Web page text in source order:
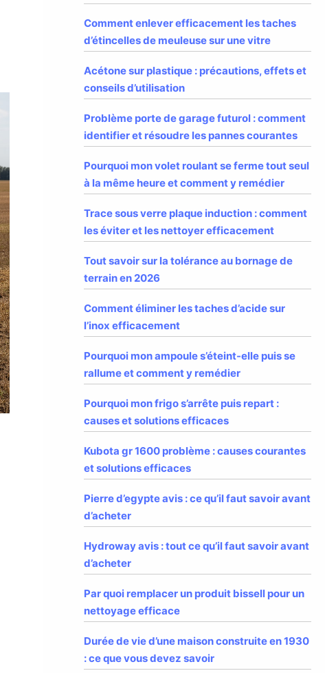
Comment enlever efficacement les taches
d’étincelles de meuleuse sur une vitre
Acétone sur plastique : précautions, effets et
conseils d’utilisation
Problème porte de garage futurol : comment
identifier et résoudre les pannes courantes
Pourquoi mon volet roulant se ferme tout seul
à la même heure et comment y remédier
Trace sous verre plaque induction : comment
les éviter et les nettoyer efficacement
Tout savoir sur la tolérance au bornage de
terrain en 2026
Comment éliminer les taches d’acide sur
l’inox efficacement
Pourquoi mon ampoule s’éteint-elle puis se
rallume et comment y remédier
Pourquoi mon frigo s’arrête puis repart :
causes et solutions efficaces
Kubota gr 1600 problème : causes courantes
et solutions efficaces
Pierre d’egypte avis : ce qu’il faut savoir avant
d’acheter
Hydroway avis : tout ce qu’il faut savoir avant
d’acheter
Par quoi remplacer un produit bissell pour un
nettoyage efficace
Durée de vie d’une maison construite en 1930
: ce que vous devez savoir